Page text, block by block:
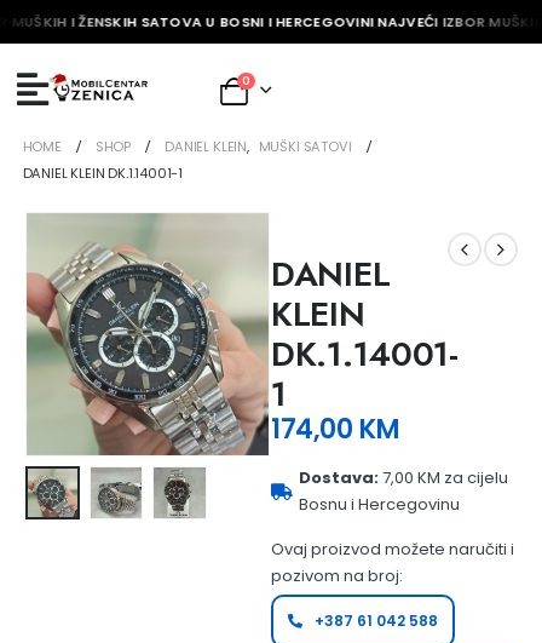
MUŠKIH I ŽENSKIH SATOVA U BOSNI I HERCEGOVINI NAJVEĆI IZBOR
0
HOME SHOP DANIEL KLEIN, MUŠKI SATOVI
DANIEL KLEIN DK.1.14001-1
DANIEL
KLEIN
DK.1.14001-
1
174,00 KM
Dostava:7,00 KM za cijelu
Bosnu i Hercegovinu
Ovaj proizvod možete naručiti i
pozivom na broj:
+387 61 042 588